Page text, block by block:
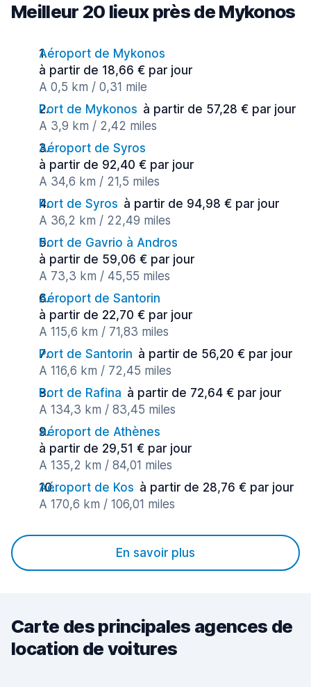
Meilleur 20 lieux près de Mykonos
Aéroport de Mykonos
à partir de 18,66 € par jour
A 0,5 km / 0,31 mile
Port de Mykonos à partir de 57,28 € par jour
A 3,9 km / 2,42 miles
Aéroport de Syros
à partir de 92,40 € par jour
A 34,6 km / 21,5 miles
Port de Syros à partir de 94,98 € par jour
A 36,2 km / 22,49 miles
Port de Gavrio à Andros
à partir de 59,06 € par jour
A 73,3 km / 45,55 miles
Aéroport de Santorin
à partir de 22,70 € par jour
A 115,6 km / 71,83 miles
Port de Santorin à partir de 56,20 € par jour
A 116,6 km / 72,45 miles
Port de Rafina à partir de 72,64 € par jour
A 134,3 km / 83,45 miles
Aéroport de Athènes
à partir de 29,51 € par jour
A 135,2 km / 84,01 miles
Aéroport de Kos à partir de 28,76 € par jour
A 170,6 km / 106,01 miles
En savoir plus
Carte des principales agences de
location de voitures